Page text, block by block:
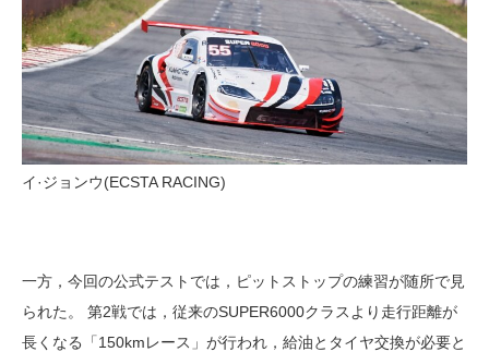
イ·ジョンウ(ECSTA RACING)
一方，今回の公式テストでは，ピットストップの練習が随所で見
られた。 第2戦では，従来のSUPER6000クラスより走行距離が
長くなる「150kmレース」が行われ，給油とタイヤ交換が必要と